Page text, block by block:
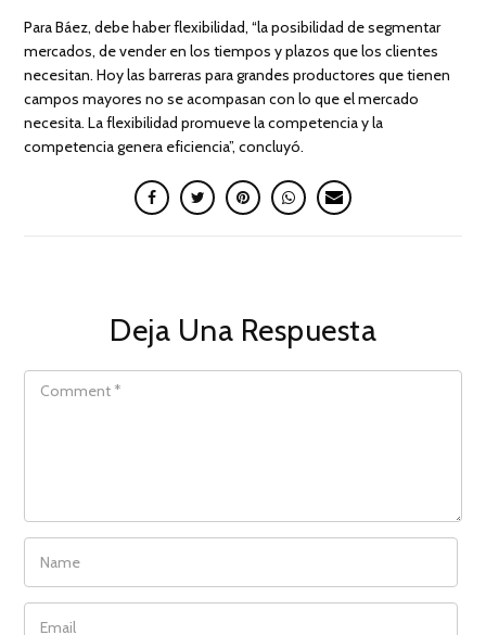
Para Báez, debe haber flexibilidad, “la posibilidad de segmentar
mercados, de vender en los tiempos y plazos que los clientes
necesitan. Hoy las barreras para grandes productores que tienen
campos mayores no se acompasan con lo que el mercado
necesita. La flexibilidad promueve la competencia y la
competencia genera eficiencia”, concluyó.
Deja Una Respuesta
COMMENT
NAME
EMAIL